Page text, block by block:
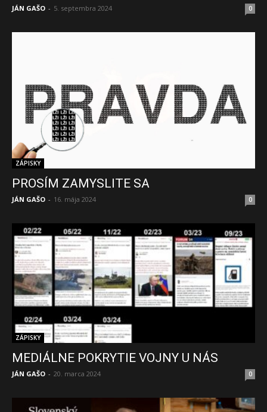
JÁN GAŠO - 5. septembra 2024 0
ZÁPISKY
PROSÍM ZAMYSLITE SA
JÁN GAŠO - 16. mája 2024 0
ZÁPISKY
MEDIÁLNE POKRYTIE VOJNY U NÁS
JÁN GAŠO - 20. marca 2024 0